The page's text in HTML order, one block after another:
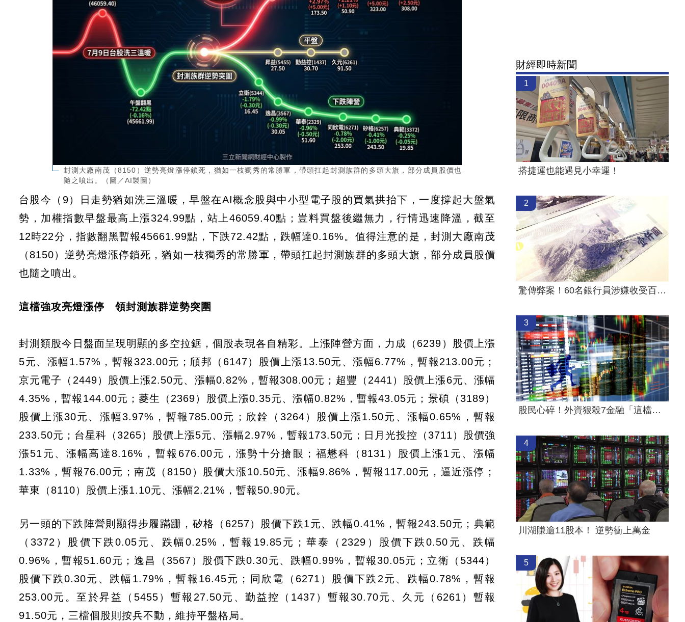
封測大廠南茂（8150）逆勢亮燈漲停鎖死，猶如一枝獨秀的常勝軍，帶頭扛起封測族群的多頭大旗，部分成員股價也
隨之噴出。（圖／AI製圖）
台股今（9）日走勢猶如洗三溫暖，早盤在AI概念股與中小型電子股的買氣拱抬下，一度撐起大盤氣
勢，加權指數早盤最高上漲324.99點，站上46059.40點；豈料買盤後繼無力，行情迅速降溫，截至
12時22分，指數翻黑暫報45661.99點，下跌72.42點，跌幅達0.16%。值得注意的是，封測大廠南茂
（8150）逆勢亮燈漲停鎖死，猶如一枝獨秀的常勝軍，帶頭扛起封測族群的多頭大旗，部分成員股價
也隨之噴出。
這檔強攻亮燈漲停 領封測族群逆勢突圍
封測類股今日盤面呈現明顯的多空拉鋸，個股表現各自精彩。上漲陣營方面，力成（6239）股價上漲
5元、漲幅1.57%，暫報323.00元；頎邦（6147）股價上漲13.50元、漲幅6.77%，暫報213.00元；
京元電子（2449）股價上漲2.50元、漲幅0.82%，暫報308.00元；超豐（2441）股價上漲6元、漲幅
4.35%，暫報144.00元；菱生（2369）股價上漲0.35元、漲幅0.82%，暫報43.05元；景碩（3189）
股價上漲30元、漲幅3.97%，暫報785.00元；欣銓（3264）股價上漲1.50元、漲幅0.65%，暫報
233.50元；台星科（3265）股價上漲5元、漲幅2.97%，暫報173.50元；日月光投控（3711）股價強
漲51元、漲幅高達8.16%，暫報676.00元，漲勢十分搶眼；福懋科（8131）股價上漲1元、漲幅
1.33%，暫報76.00元；南茂（8150）股價大漲10.50元、漲幅9.86%，暫報117.00元，逼近漲停；
華東（8110）股價上漲1.10元、漲幅2.21%，暫報50.90元。
另一頭的下跌陣營則顯得步履蹣跚，矽格（6257）股價下跌1元、跌幅0.41%，暫報243.50元；典範
（3372）股價下跌0.05元、跌幅0.25%，暫報19.85元；華泰（2329）股價下跌0.50元、跌幅
0.96%，暫報51.60元；逸昌（3567）股價下跌0.30元、跌幅0.99%，暫報30.05元；立衛（5344）
股價下跌0.30元、跌幅1.79%，暫報16.45元；同欣電（6271）股價下跌2元、跌幅0.78%，暫報
253.00元。至於昇益（5455）暫報27.50元、勤益控（1437）暫報30.70元、久元（6261）暫報
91.50元，三檔個股則按兵不動，維持平盤格局。
財經即時新聞
1
搭捷運也能遇見小幸運！
2
驚傳弊案！60名銀行員涉嫌收受百萬回扣
3
股民心碎！外資狠殺7金融「這檔最慘」
4
川湖賺逾11股本！ 逆勢衝上萬金
5